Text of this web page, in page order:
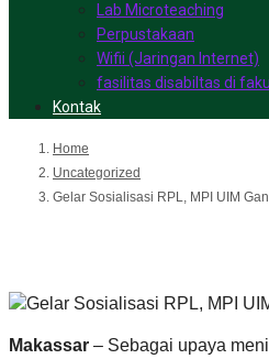
Lab Microteaching
Perpustakaan
Wifii (Jaringan Internet)
fasilitas disabiltas di
Kontak
Home
Uncategorized
Gelar Sosialisasi RPL, MPI UIM
Makassar – Sebagai upaya